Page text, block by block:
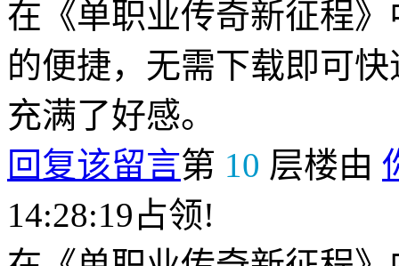
在《单职业传奇新征程
的便捷，无需下载即可
充满了好感。
回复该留言第 10 层楼由
14:28:19占领!